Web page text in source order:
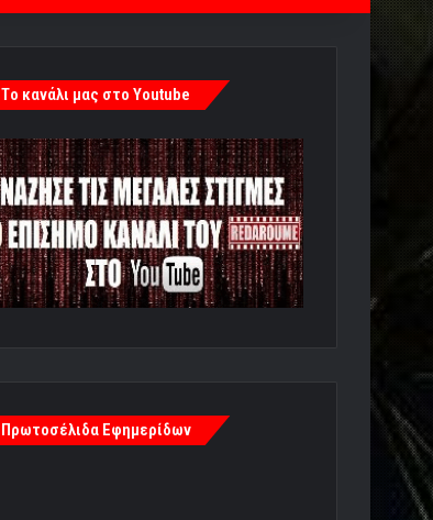
Tο κανάλι μας στο Youtube
Πρωτοσέλιδα Εφημερίδων